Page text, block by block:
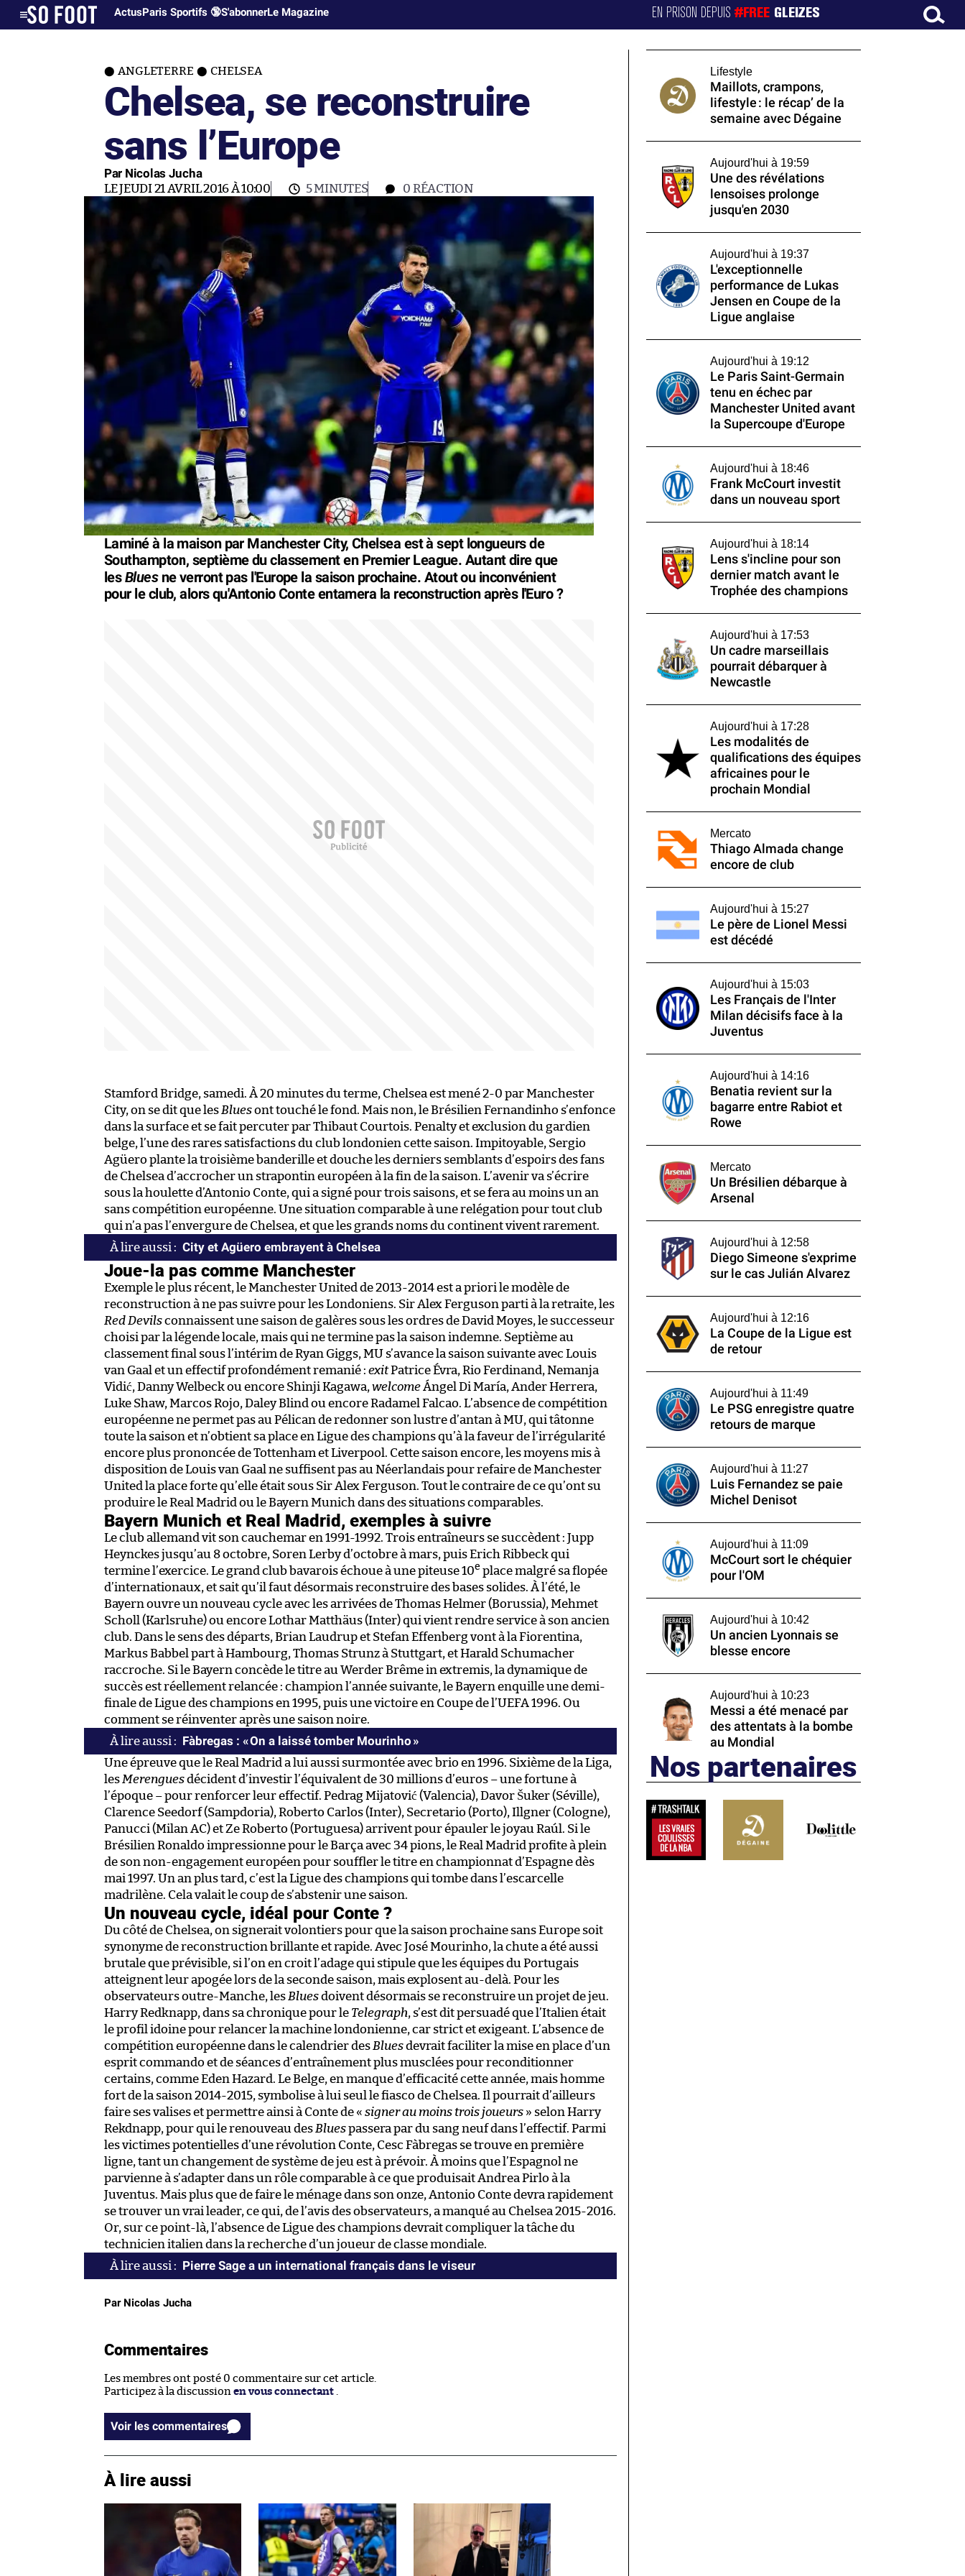
ActusParis Sportifs 🔞S'abonnerLe Magazine EN PRISON DEPUIS#FREE GLEIZES
ANGLETERRE CHELSEA
Chelsea, se reconstruire
sans l’Europe
Par Nicolas Jucha
LE JEUDI 21 AVRIL 2016 À 10:00 5 MINUTES 0 RÉACTION
Laminé à la maison par Manchester City, Chelsea est à sept longueurs de
Southampton, septième du classement en Premier League. Autant dire que
lesBluesne verront pas l'Europe la saison prochaine. Atout ou inconvénient
pour le club, alors qu'Antonio Conte entamera la reconstruction après l'Euro ?
Stamford Bridge, samedi. À 20 minutes du terme, Chelsea est mené 2-0 par Manchester
City, on se dit que les Bluesont touché le fond. Mais non, le Brésilien Fernandinho s’enfonce
dans la surface et se fait percuter par Thibaut Courtois. Penalty et exclusion du gardien
belge, l’une des rares satisfactions du club londonien cette saison. Impitoyable, Sergio
Agüero plante la troisième banderille et douche les derniers semblants d’espoirs des fans
de Chelsea d’accrocher un strapontin européen à la fin de la saison. L’avenir va s’écrire
sous la houlette d’Antonio Conte, qui a signé pour trois saisons, et se fera au moins un an
sans compétition européenne. Une situation comparable à une relégation pour tout club
qui n’a pas l’envergure de Chelsea, et que les grands noms du continent vivent rarement.
City et Agüero embrayent à Chelsea
Joue-la pas comme Manchester
Exemple le plus récent, le Manchester United de 2013-2014 est a priori le modèle de
reconstruction à ne pas suivre pour les Londoniens. Sir Alex Ferguson parti à la retraite, les
Red Devilsconnaissent une saison de galères sous les ordres de David Moyes, le successeur
choisi par la légende locale, mais qui ne termine pas la saison indemne. Septième au
classement final sous l’intérim de Ryan Giggs, MU s’avance la saison suivante avec Louis
van Gaal et un effectif profondément remanié : exitPatrice Évra, Rio Ferdinand, Nemanja
Vidić, Danny Welbeck ou encore Shinji Kagawa, welcomeÁngel Di María, Ander Herrera,
Luke Shaw, Marcos Rojo, Daley Blind ou encore Radamel Falcao. L’absence de compétition
européenne ne permet pas au Pélican de redonner son lustre d’antan à MU, qui tâtonne
toute la saison et n’obtient sa place en Ligue des champions qu’à la faveur de l’irrégularité
encore plus prononcée de Tottenham et Liverpool. Cette saison encore, les moyens mis à
disposition de Louis van Gaal ne suffisent pas au Néerlandais pour refaire de Manchester
United la place forte qu’elle était sous Sir Alex Ferguson. Tout le contraire de ce qu’ont su
produire le Real Madrid ou le Bayern Munich dans des situations comparables.
Bayern Munich et Real Madrid, exemples à suivre
Le club allemand vit son cauchemar en 1991-1992. Trois entraîneurs se succèdent : Jupp
Heynckes jusqu’au 8 octobre, Soren Lerby d’octobre à mars, puis Erich Ribbeck qui
termine l’exercice. Le grand club bavarois échoue à une piteuse 10e place malgré sa flopée
d’internationaux, et sait qu’il faut désormais reconstruire des bases solides. À l’été, le
Bayern ouvre un nouveau cycle avec les arrivées de Thomas Helmer (Borussia), Mehmet
Scholl (Karlsruhe) ou encore Lothar Matthäus (Inter) qui vient rendre service à son ancien
club. Dans le sens des départs, Brian Laudrup et Stefan Effenberg vont à la Fiorentina,
Markus Babbel part à Hambourg, Thomas Strunz à Stuttgart, et Harald Schumacher
raccroche. Si le Bayern concède le titre au Werder Brême in extremis, la dynamique de
succès est réellement relancée : champion l’année suivante, le Bayern enquille une demi-
finale de Ligue des champions en 1995, puis une victoire en Coupe de l’UEFA 1996. Ou
comment se réinventer après une saison noire.
Fàbregas : « On a laissé tomber Mourinho »
Une épreuve que le Real Madrid a lui aussi surmontée avec brio en 1996. Sixième de la Liga,
les Merenguesdécident d’investir l’équivalent de 30 millions d’euros – une fortune à
l’époque – pour renforcer leur effectif. Pedrag Mijatović (Valencia), Davor Šuker (Séville),
Clarence Seedorf (Sampdoria), Roberto Carlos (Inter), Secretario (Porto), Illgner (Cologne),
Panucci (Milan AC) et Ze Roberto (Portuguesa) arrivent pour épauler le joyau Raúl. Si le
Brésilien Ronaldo impressionne pour le Barça avec 34 pions, le Real Madrid profite à plein
de son non-engagement européen pour souffler le titre en championnat d’Espagne dès
mai 1997. Un an plus tard, c’est la Ligue des champions qui tombe dans l’escarcelle
madrilène. Cela valait le coup de s’abstenir une saison.
Un nouveau cycle, idéal pour Conte ?
Du côté de Chelsea, on signerait volontiers pour que la saison prochaine sans Europe soit
synonyme de reconstruction brillante et rapide. Avec José Mourinho, la chute a été aussi
brutale que prévisible, si l’on en croit l’adage qui stipule que les équipes du Portugais
atteignent leur apogée lors de la seconde saison, mais explosent au-delà. Pour les
observateurs outre-Manche, les Bluesdoivent désormais se reconstruire un projet de jeu.
Harry Redknapp, dans sa chronique pour le Telegraph, s’est dit persuadé que l’Italien était
le profil idoine pour relancer la machine londonienne, car strict et exigeant. L’absence de
compétition européenne dans le calendrier des Bluesdevrait faciliter la mise en place d’un
esprit commando et de séances d’entraînement plus musclées pour reconditionner
certains, comme Eden Hazard. Le Belge, en manque d’efficacité cette année, mais homme
fort de la saison 2014-2015, symbolise à lui seul le fiasco de Chelsea. Il pourrait d’ailleurs
faire ses valises et permettre ainsi à Conte de « signer au moins trois joueurs » selon Harry
Rekdnapp, pour qui le renouveau des Bluespassera par du sang neuf dans l’effectif. Parmi
les victimes potentielles d’une révolution Conte, Cesc Fàbregas se trouve en première
ligne, tant un changement de système de jeu est à prévoir. À moins que l’Espagnol ne
parvienne à s’adapter dans un rôle comparable à ce que produisait Andrea Pirlo à la
Juventus. Mais plus que de faire le ménage dans son onze, Antonio Conte devra rapidement
se trouver un vrai leader, ce qui, de l’avis des observateurs, a manqué au Chelsea 2015-2016.
Or, sur ce point-là, l’absence de Ligue des champions devrait compliquer la tâche du
technicien italien dans la recherche d’un joueur de classe mondiale.
Pierre Sage a un international français dans le viseur
Par Nicolas Jucha
Commentaires
Les membres ont posté 0 commentaire sur cet article.
Participez à la discussion en vous connectant
Voir les commentaires
À lire aussi
Lifestyle
Maillots, crampons,
lifestyle : le récap’ de la
semaine avec Dégaine
Aujourd'hui à 19:59
Une des révélations
lensoises prolonge
jusqu'en 2030
Aujourd'hui à 19:37
L'exceptionnelle
performance de Lukas
Jensen en Coupe de la
Ligue anglaise
Aujourd'hui à 19:12
Le Paris Saint-Germain
tenu en échec par
Manchester United avant
la Supercoupe d'Europe
Aujourd'hui à 18:46
Frank McCourt investit
dans un nouveau sport
Aujourd'hui à 18:14
Lens s'incline pour son
dernier match avant le
Trophée des champions
Aujourd'hui à 17:53
Un cadre marseillais
pourrait débarquer à
Newcastle
Aujourd'hui à 17:28
Les modalités de
qualifications des équipes
africaines pour le
prochain Mondial
Mercato
Thiago Almada change
encore de club
Aujourd'hui à 15:27
Le père de Lionel Messi
est décédé
Aujourd'hui à 15:03
Les Français de l'Inter
Milan décisifs face à la
Juventus
Aujourd'hui à 14:16
Benatia revient sur la
bagarre entre Rabiot et
Rowe
Mercato
Un Brésilien débarque à
Arsenal
Aujourd'hui à 12:58
Diego Simeone s'exprime
sur le cas Julián Alvarez
Aujourd'hui à 12:16
La Coupe de la Ligue est
de retour
Aujourd'hui à 11:49
Le PSG enregistre quatre
retours de marque
Aujourd'hui à 11:27
Luis Fernandez se paie
Michel Denisot
Aujourd'hui à 11:09
McCourt sort le chéquier
pour l'OM
Aujourd'hui à 10:42
Un ancien Lyonnais se
blesse encore
Aujourd'hui à 10:23
Messi a été menacé par
des attentats à la bombe
au Mondial
Nos partenaires